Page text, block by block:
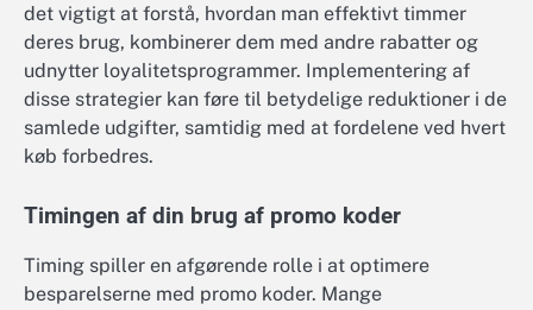
det vigtigt at forstå, hvordan man effektivt timmer
deres brug, kombinerer dem med andre rabatter og
udnytter loyalitetsprogrammer. Implementering af
disse strategier kan føre til betydelige reduktioner i de
samlede udgifter, samtidig med at fordelene ved hvert
køb forbedres.
Timingen af din brug af promo koder
Timing spiller en afgørende rolle i at optimere
besparelserne med promo koder. Mange